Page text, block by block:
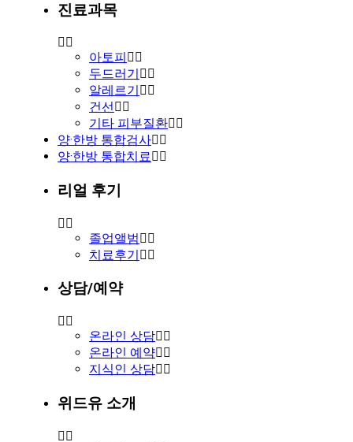
진료과목
아토피
두드러기
알레르기
건선
기타 피부질환
양·한방 통합검사
양·한방 통합치료
리얼 후기
졸업앨범
치료후기
상담/예약
온라인 상담
온라인 예약
지식인 상담
위드유 소개